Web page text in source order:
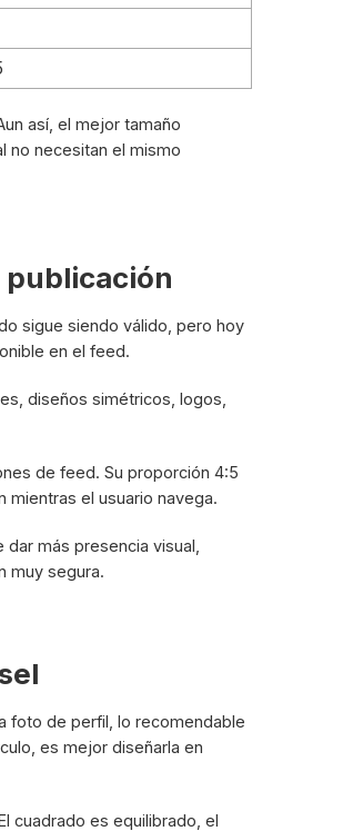
así, el mejor tamaño
no necesitan el mismo
publicación
sigue siendo válido, pero hoy
en el feed.
diseños simétricos, logos,
de feed. Su proporción 4:5
mientras el usuario navega.
más presencia visual,
muy segura.
foto de perfil, lo recomendable
es mejor diseñarla en
cuadrado es equilibrado, el